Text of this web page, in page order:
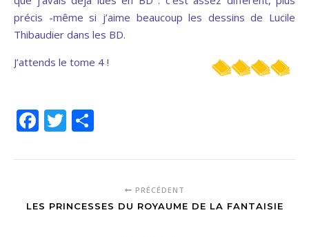
précis -même si j’aime beaucoup les dessins de Lucile
Thibaudier dans les BD.
J’attends le tome 4 !
Facebook
Twitter
PRÉCÉDENT
LES PRINCESSES DU ROYAUME DE LA FANTAISIE